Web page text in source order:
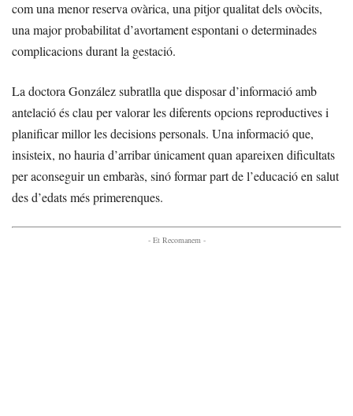
com una menor reserva ovàrica, una pitjor qualitat dels ovòcits,
una major probabilitat d’avortament espontani o determinades
complicacions durant la gestació.
La doctora González subratlla que disposar d’informació amb
antelació és clau per valorar les diferents opcions reproductives i
planificar millor les decisions personals. Una informació que,
insisteix, no hauria d’arribar únicament quan apareixen dificultats
per aconseguir un embaràs, sinó formar part de l’educació en salut
des d’edats més primerenques.
- Et Recomanem -